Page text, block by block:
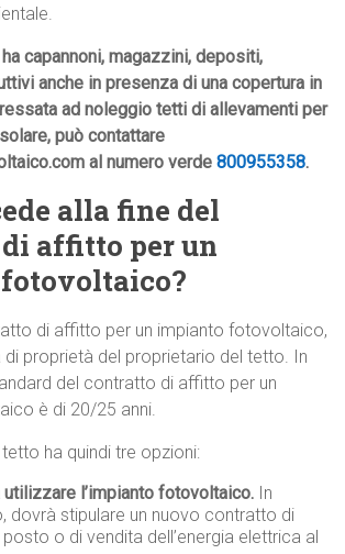
capannoni, magazzini, depositi,
anche in presenza di una copertura in
ad noleggio tetti di allevamenti per
può contattare
al numero verde800955358.
alla fine del
affitto per un
di affitto per un impianto fotovoltaico,
di proprietà del proprietario del tetto. In
del contratto di affitto per un
è di 20/25 anni.
tetto ha quindi tre opzioni:
utilizzare l’impianto fotovoltaico. In
dovrà stipulare un nuovo contratto di
o di vendita dell’energia elettrica al